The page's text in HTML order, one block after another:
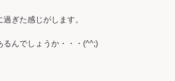
ぎた感じがします。
るんでしょうか・・・(^^;)